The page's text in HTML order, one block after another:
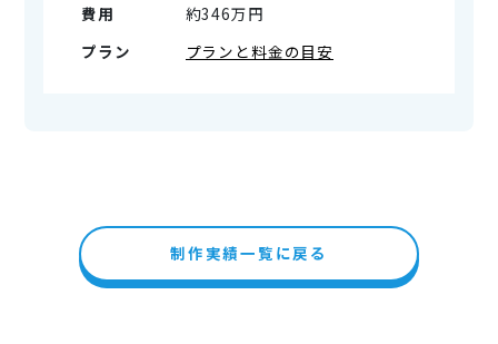
費用
約346万円
プラン
プランと料金の目安
制作実績一覧に戻る